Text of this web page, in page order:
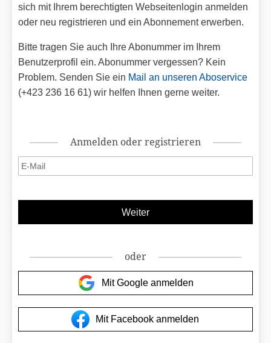
sich mit Ihrem berechtigten Webseitenlogin anmelden
oder neu registrieren und ein Abonnement erwerben.
Bitte tragen Sie auch Ihre Abonummer im Ihrem
Benutzerprofil ein. Abonummer vergessen? Kein
Problem. Senden Sie ein Mail an unseren Aboservice
(+423 236 16 61) wir helfen Ihnen gerne weiter.
Anmelden oder registrieren
oder
Mit Google anmelden
Mit Facebook anmelden